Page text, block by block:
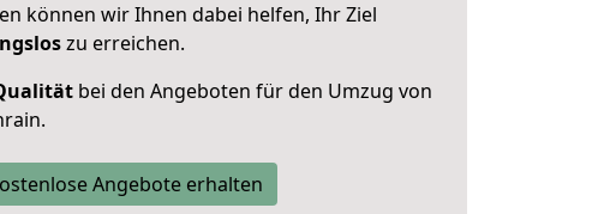
können wir Ihnen dabei helfen, Ihr Ziel
zu erreichen.
bei den Angeboten für den Umzug von
Angebote erhalten